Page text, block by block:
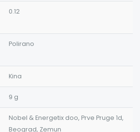
0.12
Polirano
Kina
9 g
Nobel & Energetix doo, Prve Pruge 1d,
Beograd, Zemun